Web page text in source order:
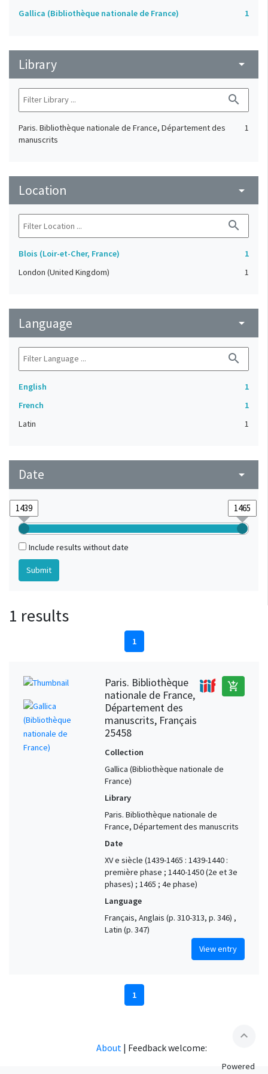
Gallica (Bibliothèque nationale de France) 1
Library arrow_drop_down
search
Paris. Bibliothèque nationale de France, Département des
manuscrits
1
Location arrow_drop_down
search
Blois (Loir-et-Cher, France)
1
London (United Kingdom)
1
Language arrow_drop_down
search
English
1
French
1
Latin
1
Date arrow_drop_down
Include results without date
1 results
1
Paris. Bibliothèque
nationale de France,
Département des
manuscrits, Français
25458
add_shopping_cart
Collection
Gallica (Bibliothèque nationale de
France)
Library
Paris. Bibliothèque nationale de
France, Département des manuscrits
Date
XV e siècle (1439-1465 : 1439-1440 :
première phase ; 1440-1450 (2e et 3e
phases) ; 1465 ; 4e phase)
Language
Français, Anglais (p. 310-313, p. 346) ,
Latin (p. 347)
View entry
1
expand_less
About | Feedback welcome:
Powered